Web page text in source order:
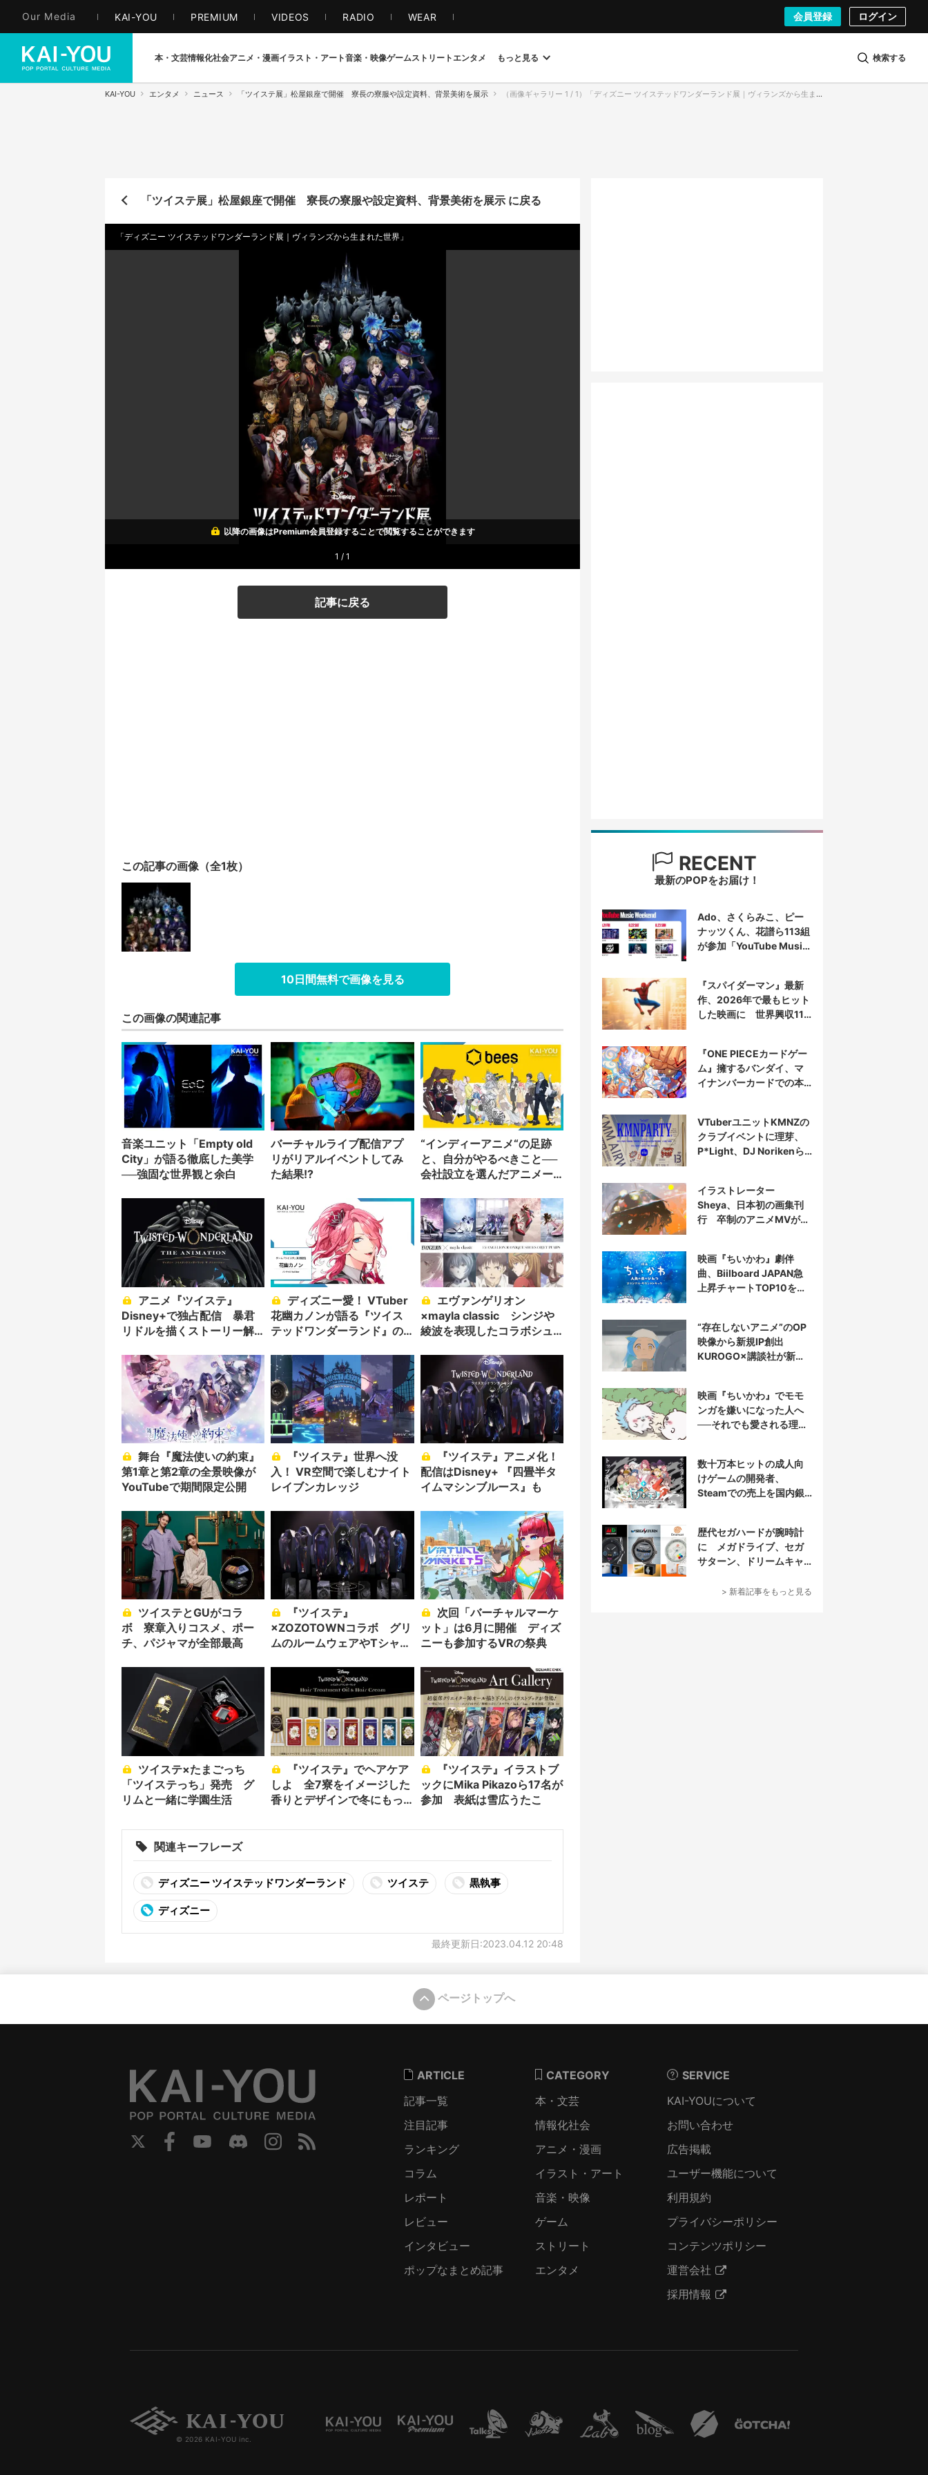
Our Media KAI-YOU PREMIUM VIDEOS RADIO WEAR 会員登録 ログイン
本・文芸情報化社会アニメ・漫画イラスト・アート音楽・映像ゲームストリート エンタメ もっと見る 検索する
KAI-YOU エンタメ ニュース 「ツイステ展」松屋銀座で開催 寮長の寮服や設定資料、背景美術を展示 （画像ギャラリー 1 / 1）「ディズニー ツイステッドワンダーランド展｜ヴィランズから生まれた世界」
「ツイステ展」松屋銀座で開催 寮長の寮服や設定資料、背景美術を展示 に戻る
「ディズニー ツイステッドワンダーランド展｜ヴィランズから生まれた世界」
以降の画像はPremium会員登録することで閲覧することができます
1 / 1
記事に戻る
この記事の画像（全1枚）
10日間無料で画像を見る
この画像の関連記事
音楽ユニット「Empty old
City」が語る徹底した美学
──強固な世界観と余白
バーチャルライブ配信アプ
リがリアルイベントしてみ
た結果!?
“インディーアニメ“の足跡
と、自分がやるべきこと──
会社設立を選んだアニメー
Disney+で独占配信 暴君
リドルを描くストーリー解
花幽カノンが語る『ツイス
テッドワンダーランド』の
×mayla classic シンジや
綾波を表現したコラボシュ
第1章と第2章の全景映像が
YouTubeで期間限定公開
入！ VR空間で楽しむナイト
レイブンカレッジ
配信はDisney+ 『四畳半タ
イムマシンブルース』も
ボ 寮章入りコスメ、ポー
チ、パジャマが全部最高
×ZOZOTOWNコラボ グリ
ムのルームウェアやTシャツ
ット」は6月に開催 ディズ
ニーも参加するVRの祭典
「ツイステっち」発売 グ
リムと一緒に学園生活
しよ 全7寮をイメージした
香りとデザインで冬にもっ
ックにMika Pikazoら17名が
参加 表紙は雪広うたこ
関連キーフレーズ
ディズニー ツイステッドワンダーランド ツイステ 黒執事
ディズニー
最終更新日:2023.04.12 20:48
RECENT
最新のPOPをお届け！
Ado、さくらみこ、ピー
ナッツくん、花譜ら113組
が参加「YouTube Music
『スパイダーマン』最新
作、2026年で最もヒット
した映画に 世界興収11
『ONE PIECEカードゲー
ム』擁するバンダイ、マ
イナンバーカードでの本
VTuberユニットKMNZの
クラブイベントに理芽、
P*Light、DJ Norikenら
イラストレーター
Sheya、日本初の画集刊
行 卒制のアニメMVが話
映画『ちいかわ』劇伴
曲、Biilboard JAPAN急
上昇チャートTOP10を半
“存在しないアニメ”のOP
映像から新規IP創出
KUROGO×講談社が新プ
映画『ちいかわ』でモモ
ンガを嫌いになった人へ
──それでも愛される理由
数十万本ヒットの成人向
けゲームの開発者、
Steamでの売上を国内銀
歴代セガハードが腕時計
に メガドライブ、セガ
サターン、ドリームキャ
> 新着記事をもっと見る
ページトップへ
ARTICLE
記事一覧
注目記事
ランキング
コラム
レポート
レビュー
インタビュー
ポップなまとめ記事
CATEGORY
本・文芸
情報化社会
アニメ・漫画
イラスト・アート
音楽・映像
ゲーム
ストリート
エンタメ
SERVICE
KAI-YOUについて
お問い合わせ
広告掲載
ユーザー機能について
利用規約
プライバシーポリシー
コンテンツポリシー
運営会社
採用情報
© 2026 KAI-YOU inc.